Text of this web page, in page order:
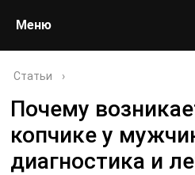
Меню
Статьи ›
Почему
копчике у
диагностика и